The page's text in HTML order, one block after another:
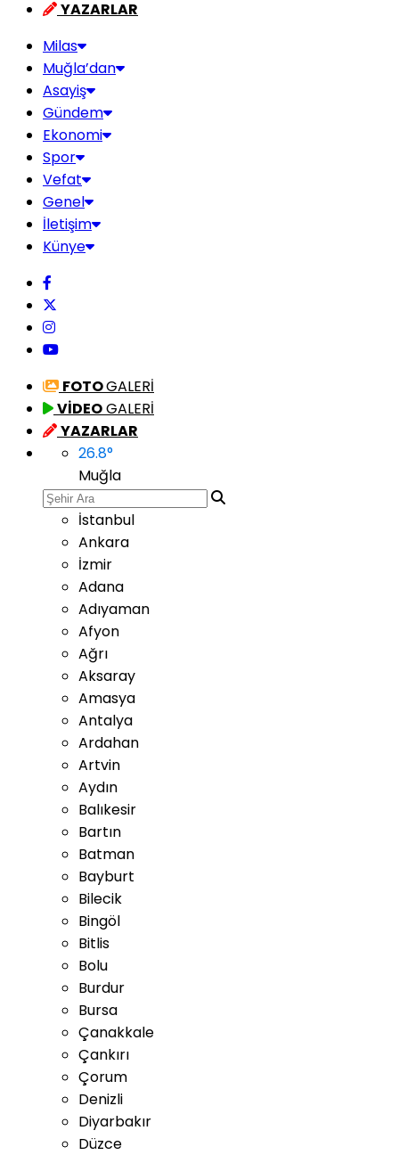
YAZARLAR
Milas
Muğla’dan
Asayiş
Gündem
Ekonomi
Spor
Vefat
Genel
İletişim
Künye
FOTOGALERİ
VİDEOGALERİ
YAZARLAR
26.8°
Muğla
İstanbul
Ankara
İzmir
Adana
Adıyaman
Afyon
Ağrı
Aksaray
Amasya
Antalya
Ardahan
Artvin
Aydın
Balıkesir
Bartın
Batman
Bayburt
Bilecik
Bingöl
Bitlis
Bolu
Burdur
Bursa
Çanakkale
Çankırı
Çorum
Denizli
Diyarbakır
Düzce